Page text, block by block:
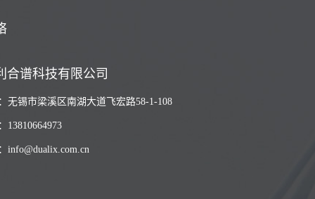
合谱科技有限公司
无锡市梁溪区南湖大道飞宏路58-1-108
13810664973
info@dualix.com.cn